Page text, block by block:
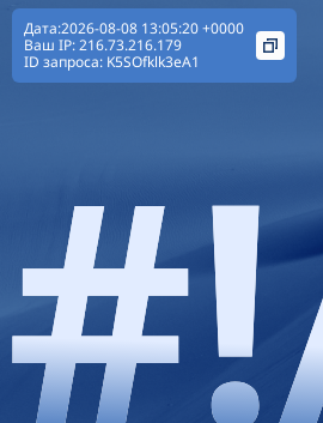
Дата:2026-08-08 13:05:20 +0000
Ваш IP:216.73.216.179
ID запроса: K5SOfklk3eA1